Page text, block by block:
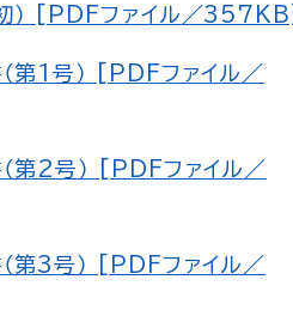
） [PDFファイル／357KB]
1号） [PDFファイル／
第2号） [PDFファイル／
第3号） [PDFファイル／